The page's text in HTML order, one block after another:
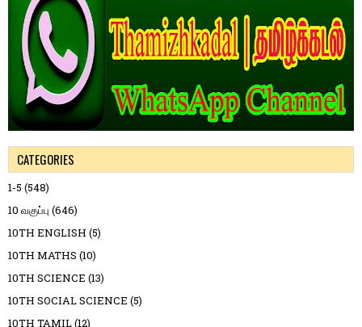
CATEGORIES
1-5 (548)
10 வகுப்பு (646)
10TH ENGLISH (5)
10TH MATHS (10)
10TH SCIENCE (13)
10TH SOCIAL SCIENCE (5)
10TH TAMIL(12)